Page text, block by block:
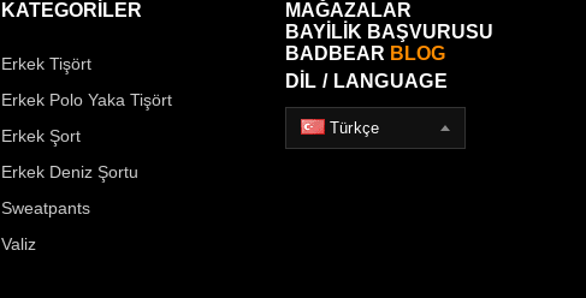
KATEGORİLER
Erkek Tişört
Erkek Polo Yaka Tişört
Erkek Şort
Erkek Deniz Şortu
Sweatpants
Valiz
MAĞAZALAR
BAYİLİK BAŞVURUSU
BADBEAR BLOG
DİL / LANGUAGE
Türkçe